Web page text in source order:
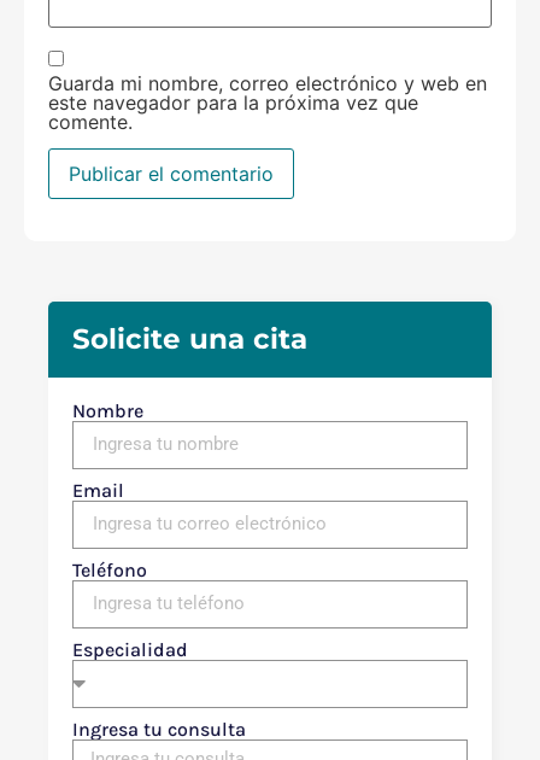
Guarda mi nombre, correo electrónico y web en
este navegador para la próxima vez que
comente.
Solicite una cita
Nombre
Email
Teléfono
Especialidad
Ingresa tu consulta